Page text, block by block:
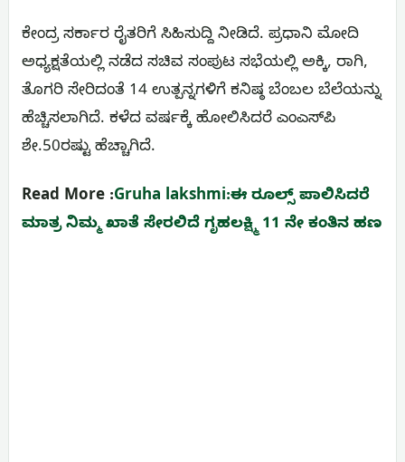
ಕೇಂದ್ರ ಸರ್ಕಾರ ರೈತರಿಗೆ ಸಿಹಿಸುದ್ದಿ ನೀಡಿದೆ. ಪ್ರಧಾನಿ ಮೋದಿ
ಅಧ್ಯಕ್ಷತೆಯಲ್ಲಿ ನಡೆದ ಸಚಿವ ಸಂಪುಟ ಸಭೆಯಲ್ಲಿ ಅಕ್ಕಿ, ರಾಗಿ,
ತೊಗರಿ ಸೇರಿದಂತೆ 14 ಉತ್ಪನ್ನಗಳಿಗೆ ಕನಿಷ್ಠ ಬೆಂಬಲ ಬೆಲೆಯನ್ನು
ಹೆಚ್ಚಿಸಲಾಗಿದೆ. ಕಳೆದ ವರ್ಷಕ್ಕೆ ಹೋಲಿಸಿದರೆ ಎಂಎಸ್‌ಪಿ
ಶೇ.50ರಷ್ಟು ಹೆಚ್ಚಾಗಿದೆ.
Read More :Gruha lakshmi:ಈ ರೂಲ್ಸ್ ಪಾಲಿಸಿದರೆ
ಮಾತ್ರ ನಿಮ್ಮ ಖಾತೆ ಸೇರಲಿದೆ ಗೃಹಲಕ್ಷ್ಮಿ 11 ನೇ ಕಂತಿನ ಹಣ